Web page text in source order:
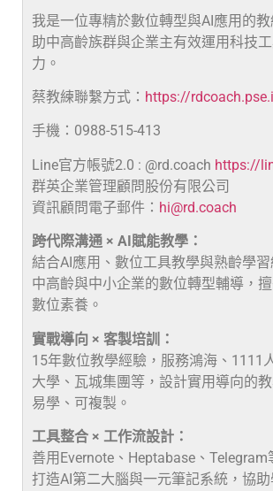
我是一位專精於數位轉型與AI應用的
助中高齡族群與企業主有效運用科技
力。
蔡教練聯繫方式： https://
手機：0988-515-413
Line官方帳號2.0 : @rd.coach https://
群英企業管理顧問股份有限公司
資訊顧問電子郵件： hi@rd.coach
跨代際溝通 × AI賦能教學：
結合AI應用、數位工具教學與熟齡學
中高齡與中小企業的數位轉型輔導，
數位素養。
實戰導向 × 客製培訓：
15年數位教學經驗，服務鴻海、1111
大學、瓦城集團等，設計實用導向的
易學、可複製。
工具整合 × 工作流設計：
善用Evernote、Heptabase、Telegram
打造AI第二大腦與一元筆記系統，協